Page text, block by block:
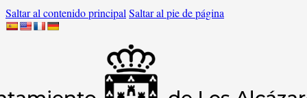
Saltar al contenido principal Saltar al pie de página